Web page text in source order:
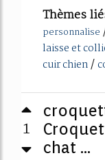
Thèmes
personnalise
laisse et
cuir chien/
1
chat ...